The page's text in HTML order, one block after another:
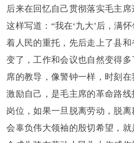
后来在回忆自己贯彻落实毛主席
这样写道：“我在‘九大’后，满
着人民的重托，先后走上了县
变了，工作和会议也自然变得
席的教导，像警钟一样，时刻
激励自己，是毛主席的革命路
岗位，如果一旦脱离劳动，脱
会辜负伟大领袖的殷切希望，